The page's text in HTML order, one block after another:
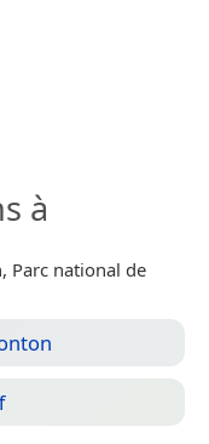
à
Parc national de